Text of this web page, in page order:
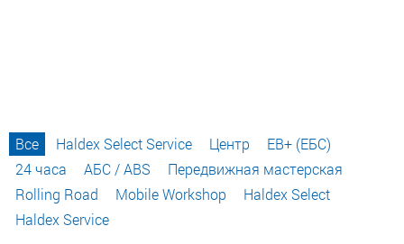
Все Haldex Select Service Центр
EB+ (ЕБС)
24 часа
АБС / ABS
Передвижная мастерская
Rolling Road
Mobile Workshop
Haldex Select
Haldex Service